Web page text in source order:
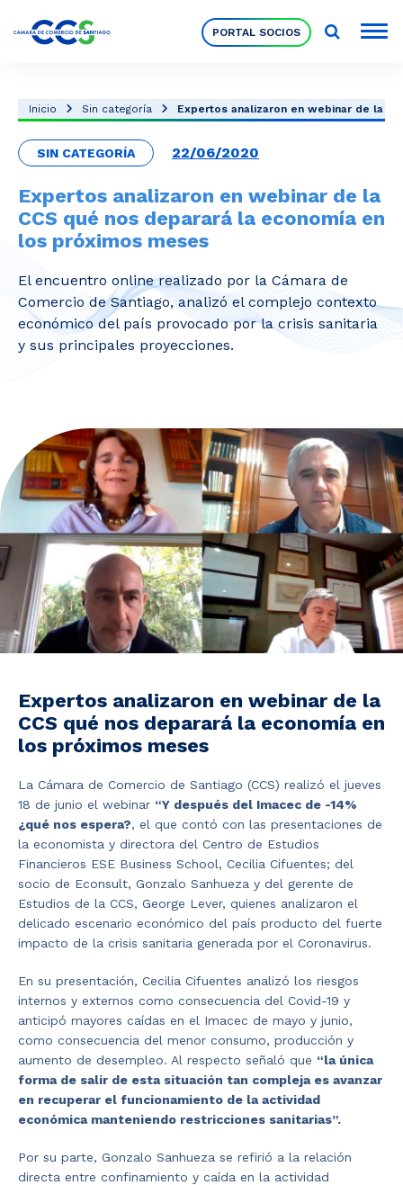
PORTAL SOCIOS
Nuestra Institución
Pilares Estratégicos
Comités de Trabajo
Eventos
CAM Santiago
Unidades de Servicios
Inicio Sin categoría Expertos analizaron en webinar de la
SIN CATEGORÍA 22/06/2020
Expertos analizaron en webinar de la
CCS qué nos deparará la economía en
los próximos meses
El encuentro online realizado por la Cámara de
Comercio de Santiago, analizó el complejo contexto
económico del país provocado por la crisis sanitaria
y sus principales proyecciones.
Expertos analizaron en webinar de la
CCS qué nos deparará la economía en
los próximos meses
La Cámara de Comercio de Santiago (CCS) realizó el jueves
18 de junio el webinar “Y después del Imacec de -14%
¿qué nos espera?, el que contó con las presentaciones de
la economista y directora del Centro de Estudios
Financieros ESE Business School, Cecilia Cifuentes; del
socio de Econsult, Gonzalo Sanhueza y del gerente de
Estudios de la CCS, George Lever, quienes analizaron el
delicado escenario económico del país producto del fuerte
impacto de la crisis sanitaria generada por el Coronavirus.
En su presentación, Cecilia Cifuentes analizó los riesgos
internos y externos como consecuencia del Covid-19 y
anticipó mayores caídas en el Imacec de mayo y junio,
como consecuencia del menor consumo, producción y
aumento de desempleo. Al respecto señaló que “la única
forma de salir de esta situación tan compleja es avanzar
en recuperar el funcionamiento de la actividad
económica manteniendo restricciones sanitarias”.
Por su parte, Gonzalo Sanhueza se refirió a la relación
directa entre confinamiento y caída en la actividad